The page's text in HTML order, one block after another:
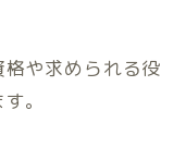
や求められる役
。